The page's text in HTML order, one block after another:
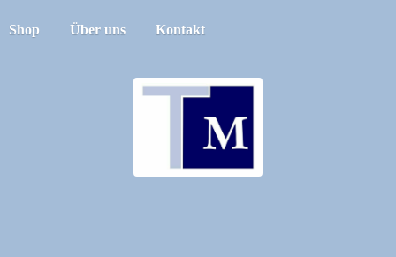
Shop Über uns Kontakt